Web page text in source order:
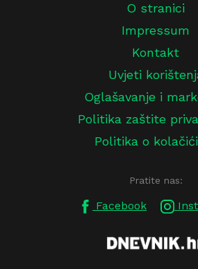
O stranici
Impressum
Kontakt
Uvjeti
Oglašavanje i
Politika zaštite
Politika o
Pratite nas:
Facebook